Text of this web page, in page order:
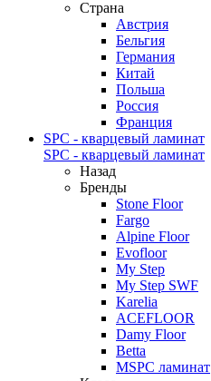
Страна
Австрия
Бельгия
Германия
Китай
Польша
Россия
Франция
SPC - кварцевый ламинат
SPC - кварцевый ламинат
Назад
Бренды
Stone Floor
Fargo
Alpine Floor
Evofloor
My Step
My Step SWF
Karelia
ACEFLOOR
Damy Floor
Betta
MSPC ламинат